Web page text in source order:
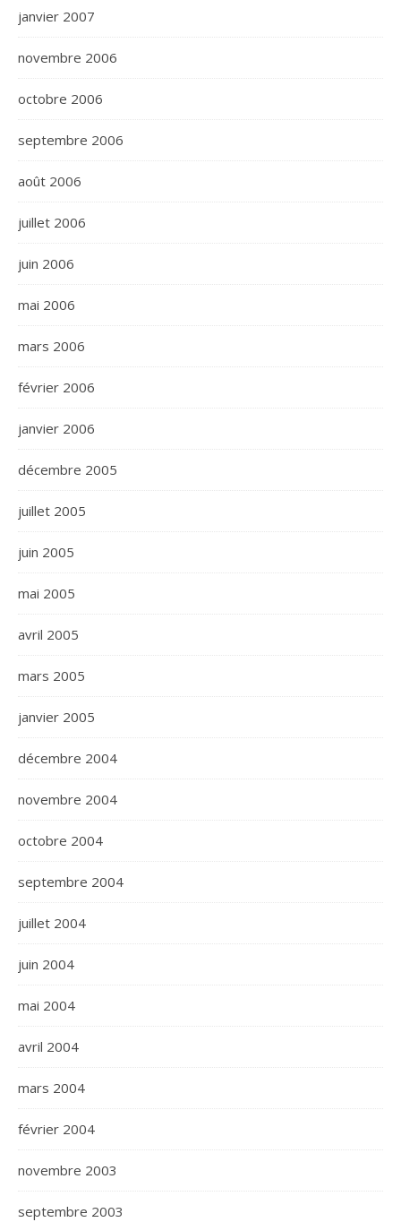
janvier 2007
novembre 2006
octobre 2006
septembre 2006
août 2006
juillet 2006
juin 2006
mai 2006
mars 2006
février 2006
janvier 2006
décembre 2005
juillet 2005
juin 2005
mai 2005
avril 2005
mars 2005
janvier 2005
décembre 2004
novembre 2004
octobre 2004
septembre 2004
juillet 2004
juin 2004
mai 2004
avril 2004
mars 2004
février 2004
novembre 2003
septembre 2003